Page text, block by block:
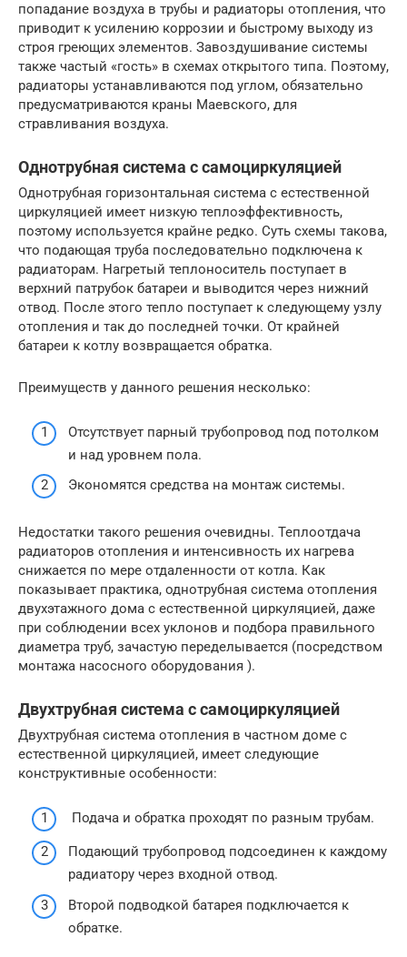
попадание воздуха в трубы и радиаторы отопления, что
приводит к усилению коррозии и быстрому выходу из
строя греющих элементов. Завоздушивание системы
также частый «гость» в схемах открытого типа. Поэтому,
радиаторы устанавливаются под углом, обязательно
предусматриваются краны Маевского, для
стравливания воздуха.
Однотрубная система с самоциркуляцией
Однотрубная горизонтальная система с естественной
циркуляцией имеет низкую теплоэффективность,
поэтому используется крайне редко. Суть схемы такова,
что подающая труба последовательно подключена к
радиаторам. Нагретый теплоноситель поступает в
верхний патрубок батареи и выводится через нижний
отвод. После этого тепло поступает к следующему узлу
отопления и так до последней точки. От крайней
батареи к котлу возвращается обратка.
Преимуществ у данного решения несколько:
Отсутствует парный трубопровод под потолком
и над уровнем пола.
Экономятся средства на монтаж системы.
Недостатки такого решения очевидны. Теплоотдача
радиаторов отопления и интенсивность их нагрева
снижается по мере отдаленности от котла. Как
показывает практика, однотрубная система отопления
двухэтажного дома с естественной циркуляцией, даже
при соблюдении всех уклонов и подбора правильного
диаметра труб, зачастую переделывается (посредством
монтажа насосного оборудования ).
Двухтрубная система с самоциркуляцией
Двухтрубная система отопления в частном доме с
естественной циркуляцией, имеет следующие
конструктивные особенности:
Подача и обратка проходят по разным трубам.
Подающий трубопровод подсоединен к каждому
радиатору через входной отвод.
Второй подводкой батарея подключается к
обратке.